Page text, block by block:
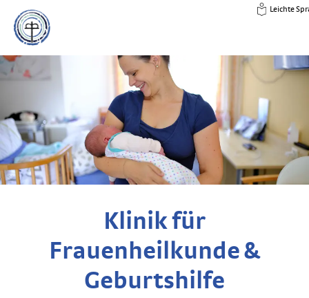
Leichte
Klinik für
Frauenheilkunde &
Geburtshilfe